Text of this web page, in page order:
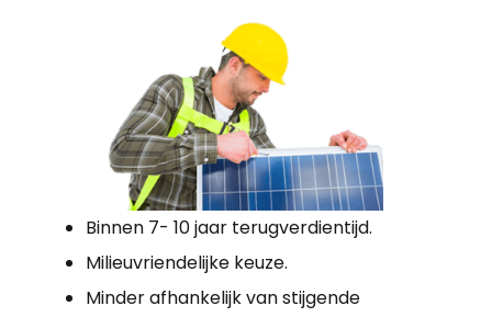
Binnen 7- 10 jaar terugverdientijd.
Milieuvriendelijke keuze.
Minder afhankelijk van stijgende